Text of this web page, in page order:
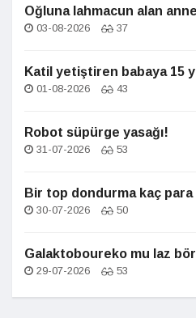
Oğluna lahmacun alan
03-08-2026 37
Katil yetiştiren babaya 15
01-08-2026 43
Robot süpürge yasağı!
31-07-2026 53
Bir top dondurma kaç para
30-07-2026 50
Galaktoboureko mu laz
29-07-2026 53